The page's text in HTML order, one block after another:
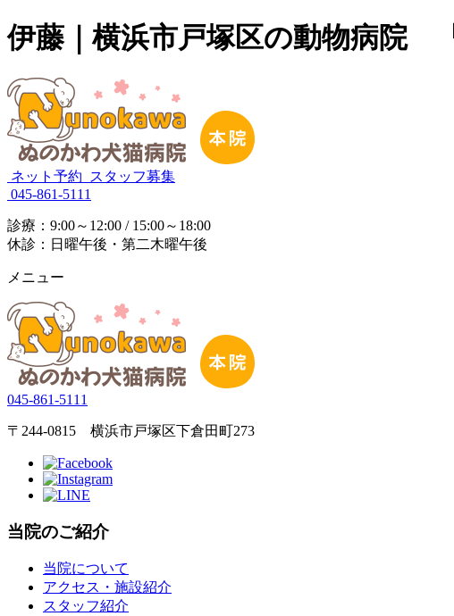
伊藤｜横浜市戸塚区の動物病院
ネット予約
スタッフ募集
045-861-5111
診療：9:00～12:00 / 15:00～18:00
休診：日曜午後・第二木曜午後
メニュー
045-861-5111
〒244-0815 横浜市戸塚区下倉田町273
当院のご紹介
当院について
アクセス・施設紹介
スタッフ紹介